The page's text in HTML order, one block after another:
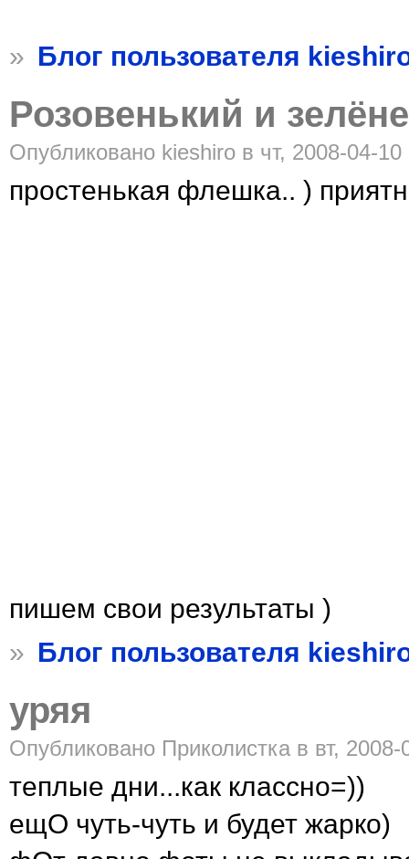
» Блог пользователя
Розовенький и
Опубликовано kieshiro в чт, 2008-04-10
простенькая флешка.. )
пишем свои результаты )
» Блог пользователя
уряя
Опубликовано Приколистка в вт,
теплые дни...как классно=))
ещО чуть-чуть и будет жарко)